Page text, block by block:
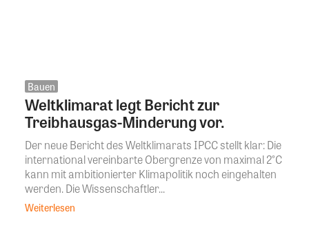
Bauen
Weltklimarat legt Bericht zur
Treibhausgas-Minderung vor.
Der neue Bericht des Weltklimarats IPCC stellt klar: Die
international vereinbarte Obergrenze von maximal 2°C
kann mit ambitionierter Klimapolitik noch eingehalten
werden. Die Wissenschaftler...
Weiterlesen